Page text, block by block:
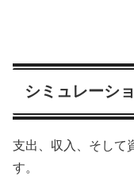
シミュレーシ
支出、収入、そして
す。